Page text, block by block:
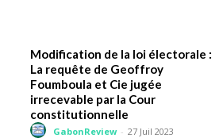
Modification de la loi électorale :
La requête de Geoffroy
Foumboula et Cie jugée
irrecevable par la Cour
constitutionnelle
GabonReview - 27 Juil 2023